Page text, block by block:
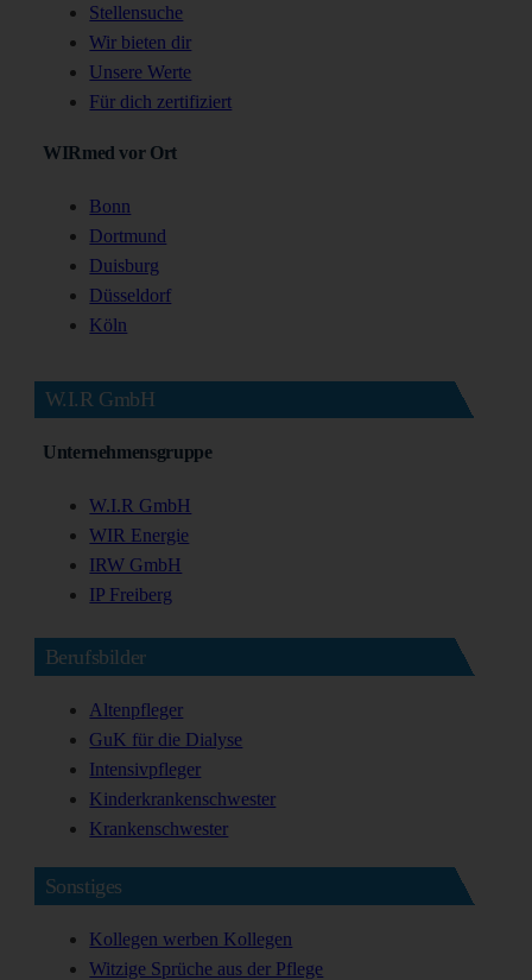
Stellensuche
Wir bieten dir
Unsere Werte
Für dich zertifiziert
WIRmed vor Ort
Bonn
Dortmund
Duisburg
Düsseldorf
Köln
W.I.R GmbH
Unternehmensgruppe
W.I.R GmbH
WIR Energie
IRW GmbH
IP Freiberg
Berufsbilder
Altenpfleger
GuK für die Dialyse
Intensivpfleger
Kinderkrankenschwester
Krankenschwester
Sonstiges
Kollegen werben Kollegen
Witzige Sprüche aus der Pflege